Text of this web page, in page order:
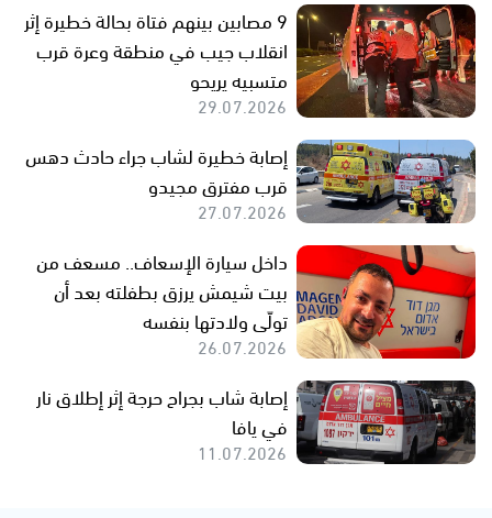
9 مصابين بينهم فتاة بحالة خطيرة إثر
انقلاب جيب في منطقة وعرة قرب
متسبيه يريحو
29.07.2026
إصابة خطيرة لشاب جراء حادث دهس
قرب مفترق مجيدو
27.07.2026
داخل سيارة الإسعاف.. مسعف من
بيت شيمش يرزق بطفلته بعد أن
تولّى ولادتها بنفسه
26.07.2026
إصابة شاب بجراح حرجة إثر إطلاق نار
في يافا
11.07.2026